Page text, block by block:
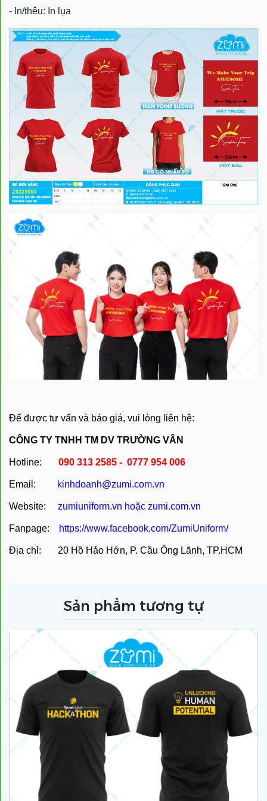
- In/thêu: In lụa
Để được tư vấn và báo giá, vui lòng liên hệ:
CÔNG TY TNHH TM DV TRƯỜNG VÂN
Hotline: 090 313 2585 - 0777 954 006
Email: kinhdoanh@zumi.com.vn
Website: zumiuniform.vn hoặc zumi.com.vn
Fanpage: https://www.facebook.com/ZumiUniform/
Địa chỉ: 20 Hồ Hảo Hớn, P. Cầu Ông Lãnh, TP.HCM
Sản phẩm tương tự